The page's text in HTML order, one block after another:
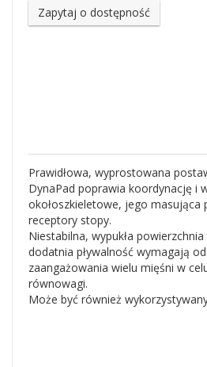
Zapytaj o dostępność
Prawidłowa, wyprostowana
DynaPad poprawia koordynację i
okołoszkieletowe, jego masująca
receptory stopy.
Niestabilna, wypukła
dodatnia pływalność wymagają
zaangażowania wielu mięśni w
równowagi.
Może być również